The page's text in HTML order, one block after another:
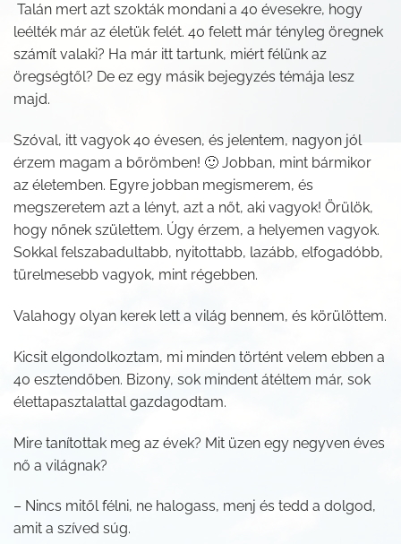
Talán mert azt szokták mondani a 40 évesekre, hogy
leélték már az életük felét. 40 felett már tényleg öregnek
számít valaki? Ha már itt tartunk, miért félünk az
öregségtől? De ez egy másik bejegyzés témája lesz
majd.
Szóval, itt vagyok 40 évesen, és jelentem, nagyon jól
érzem magam a bőrömben! 🙂 Jobban, mint bármikor
az életemben. Egyre jobban megismerem, és
megszeretem azt a lényt, azt a nőt, aki vagyok! Örülök,
hogy nőnek születtem. Úgy érzem, a helyemen vagyok.
Sokkal felszabadultabb, nyitottabb, lazább, elfogadóbb,
türelmesebb vagyok, mint régebben.
Valahogy olyan kerek lett a világ bennem, és körülöttem.
Kicsit elgondolkoztam, mi minden történt velem ebben a
40 esztendőben. Bizony, sok mindent átéltem már, sok
élettapasztalattal gazdagodtam.
Mire tanítottak meg az évek? Mit üzen egy negyven éves
nő a világnak?
– Nincs mitől félni, ne halogass, menj és tedd a dolgod,
amit a szíved súg.